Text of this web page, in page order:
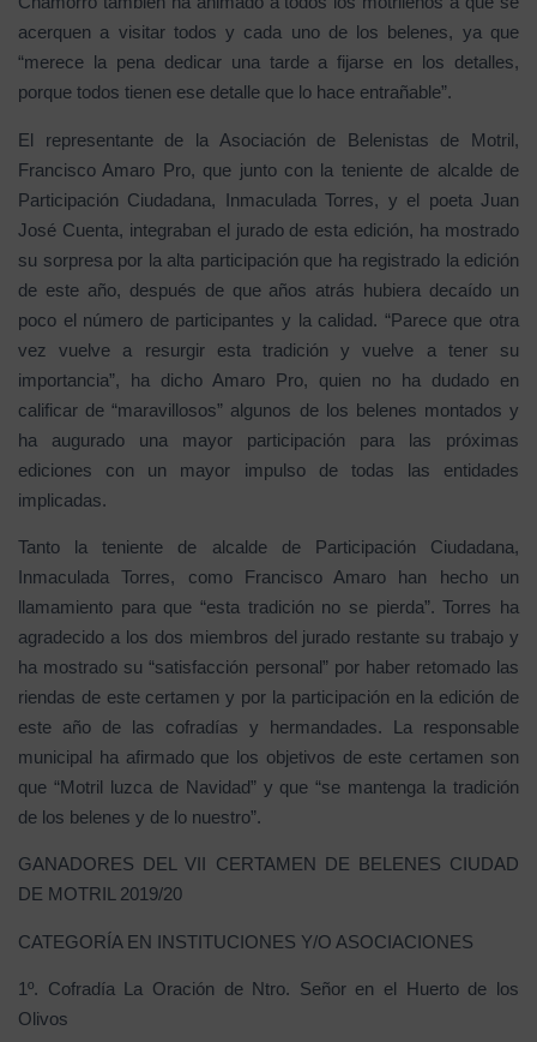
acerquen a visitar todos y cada uno de los belenes, ya que
“merece la pena dedicar una tarde a fijarse en los detalles,
porque todos tienen ese detalle que lo hace entrañable”.
El representante de la Asociación de Belenistas de Motril,
Francisco Amaro Pro, que junto con la teniente de alcalde de
Participación Ciudadana, Inmaculada Torres, y el poeta Juan
José Cuenta, integraban el jurado de esta edición, ha mostrado
su sorpresa por la alta participación que ha registrado la edición
de este año, después de que años atrás hubiera decaído un
poco el número de participantes y la calidad. “Parece que otra
vez vuelve a resurgir esta tradición y vuelve a tener su
importancia”, ha dicho Amaro Pro, quien no ha dudado en
calificar de “maravillosos” algunos de los belenes montados y
ha augurado una mayor participación para las próximas
ediciones con un mayor impulso de todas las entidades
implicadas.
Tanto la teniente de alcalde de Participación Ciudadana,
Inmaculada Torres, como Francisco Amaro han hecho un
llamamiento para que “esta tradición no se pierda”. Torres ha
agradecido a los dos miembros del jurado restante su trabajo y
ha mostrado su “satisfacción personal” por haber retomado las
riendas de este certamen y por la participación en la edición de
este año de las cofradías y hermandades. La responsable
municipal ha afirmado que los objetivos de este certamen son
que “Motril luzca de Navidad” y que “se mantenga la tradición
de los belenes y de lo nuestro”.
GANADORES DEL VII CERTAMEN DE BELENES CIUDAD
DE MOTRIL 2019/20
CATEGORÍA EN INSTITUCIONES Y/O ASOCIACIONES
1º. Cofradía La Oración de Ntro. Señor en el Huerto de los
Olivos